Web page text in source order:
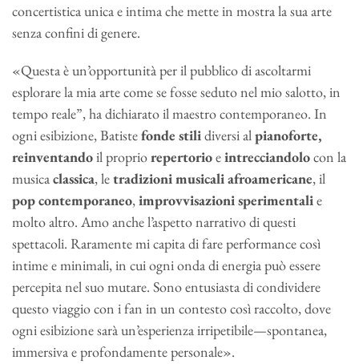
concertistica unica e intima che mette in mostra la sua arte
senza confini di genere.
«Questa è un’opportunità per il pubblico di ascoltarmi
esplorare la mia arte come se fosse seduto nel mio salotto, in
tempo reale”, ha dichiarato il maestro contemporaneo. In
ogni esibizione, Batistefonde stilidiversi alpianoforte,
reinventandoil propriorepertorioeintrecciandolocon la
musicaclassica, letradizionimusicaliafroamericane, il
popcontemporaneo,improvvisazionisperimentalie
molto altro. Amoanche l’aspetto narrativo di questi
spettacoli. Raramente mi capita di fare performance così
intime e minimali, in cui ogni onda di energia può essere
percepita nel suo mutare. Sono entusiasta di condividere
questo viaggio con i fan in un contesto così raccolto, dove
ogni esibizione sarà un’esperienza irripetibile—spontanea,
immersiva e profondamente personale».